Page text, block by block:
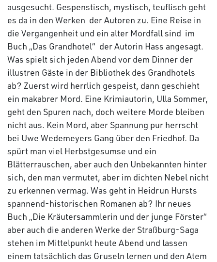
ausgesucht. Gespenstisch, mystisch, teuflisch geht
es da in den Werken der Autoren zu. Eine Reise in
die Vergangenheit und ein alter Mordfall sind im
Buch „Das Grandhotel“ der Autorin Hass angesagt.
Was spielt sich jeden Abend vor dem Dinner der
illustren Gäste in der Bibliothek des Grandhotels
ab? Zuerst wird herrlich gespeist, dann geschieht
ein makabrer Mord. Eine Krimiautorin, Ulla Sommer,
geht den Spuren nach, doch weitere Morde bleiben
nicht aus. Kein Mord, aber Spannung pur herrscht
bei Uwe Wedemeyers Gang über den Friedhof. Da
spürt man viel Herbstgesumse und ein
Blätterrauschen, aber auch den Unbekannten hinter
sich, den man vermutet, aber im dichten Nebel nicht
zu erkennen vermag. Was geht in Heidrun Hursts
spannend-historischen Romanen ab? Ihr neues
Buch „Die Kräutersammlerin und der junge Förster“
aber auch die anderen Werke der Straßburg-Saga
stehen im Mittelpunkt heute Abend und lassen
einem tatsächlich das Gruseln lernen und den Atem